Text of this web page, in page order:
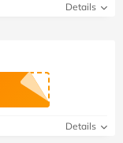
Details
Details